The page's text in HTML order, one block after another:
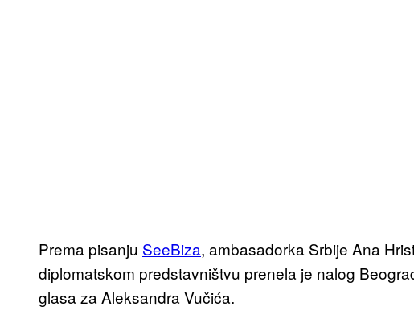
Prema pisanju SeeBiza, ambasadorka Srbije Ana
diplomatskom predstavništvu prenela je nalog
glasa za Aleksandra Vučića.